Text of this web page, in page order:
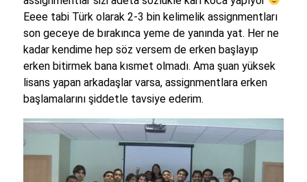
Eeee tabi Türk olarak 2-3 bin kelimelik assignmentları
son geceye de bırakınca yeme de yanında yat. Her ne
kadar kendime hep söz versem de erken başlayıp
erken bitirmek bana kısmet olmadı. Ama şuan yüksek
lisans yapan arkadaşlar varsa, assignmentlara erken
başlamalarını şiddetle tavsiye ederim.